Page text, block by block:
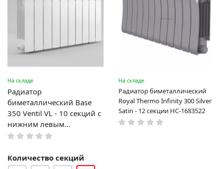
На складе
Радиатор
биметаллический Base
350 Ventil VL - 10 секций c
нижним левым
подключением R-BA-350-
Количество секций
На складе
Радиатор биметаллический
Royal Thermo Infinity 300 Silver
Satin - 12 секции НС-1683522